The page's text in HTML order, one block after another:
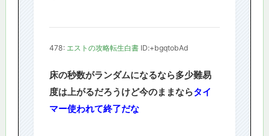
478: エストの攻略転生白書 ID:+bgqtobAd
床の秒数がランダムになるなら多少難易
度は上がるだろうけど今のままならタイ
マー使われて終了だな